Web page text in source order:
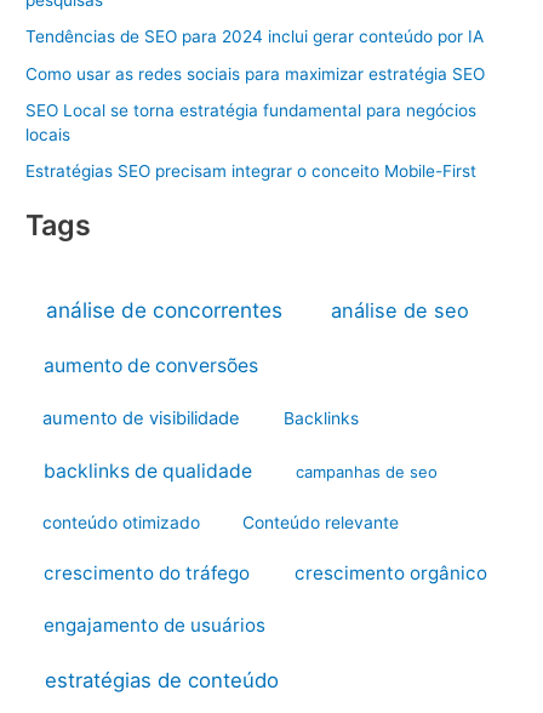
Tendências de SEO para 2024 inclui gerar conteúdo por IA
Como usar as redes sociais para maximizar estratégia SEO
SEO Local se torna estratégia fundamental para negócios
locais
Estratégias SEO precisam integrar o conceito Mobile-First
Tags
análise de concorrentes análise de seo
aumento de conversões
aumento de visibilidade Backlinks
backlinks de qualidade campanhas de seo
conteúdo otimizado Conteúdo relevante
crescimento do tráfego crescimento orgânico
engajamento de usuários
estratégias de conteúdo